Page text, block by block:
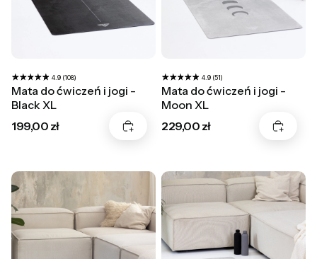
4.9 (108)
Mata do ćwiczeń i jogi -
Black XL
Cena
199,00 zł
4.9 (51)
Mata do ćwiczeń i jogi -
Moon XL
Cena
229,00 zł